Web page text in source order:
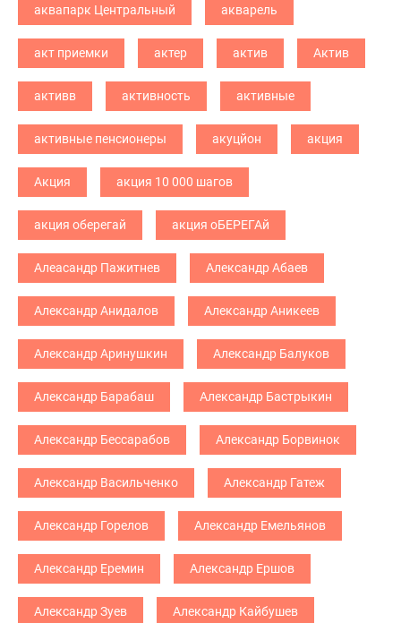
аквапарк Центральный акварель
акт приемки актер актив Актив
активв активность активные
активные пенсионеры акуцйон акция
Акция акция 10 000 шагов
акция оберегай акция оБЕРЕГАй
Алеасандр Пажитнев Александр Абаев
Александр Анидалов Александр Аникеев
Александр Аринушкин Александр Балуков
Александр Барабаш Александр Бастрыкин
Александр Бессарабов Александр Борвинок
Александр Васильченко Александр Гатеж
Александр Горелов Александр Емельянов
Александр Еремин Александр Ершов
Александр Зуев Александр Кайбушев